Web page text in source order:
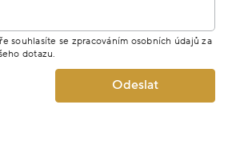
souhlasíte se zpracováním osobních údajů za
dotazu.
Odeslat